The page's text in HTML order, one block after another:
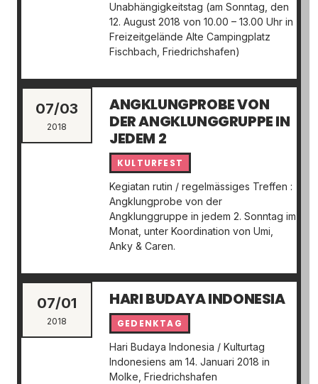
Unabhängigkeitstag (am Sonntag, den
12. August 2018 von 10.00 – 13.00 Uhr in
Freizeitgelände Alte Campingplatz
Fischbach, Friedrichshafen)
07/03
2018
ANGKLUNGPROBE VON
DER ANGKLUNGGRUPPE IN
JEDEM 2
KULTURFEST
Kegiatan rutin / regelmässiges Treffen :
Angklungprobe von der
Angklunggruppe in jedem 2. Sonntag im
Monat, unter Koordination von Umi,
Anky & Caren.
07/01
2018
HARI BUDAYA INDONESIA
GEDENKTAG
Hari Budaya Indonesia / Kulturtag
Indonesiens am 14. Januari 2018 in
Molke, Friedrichshafen